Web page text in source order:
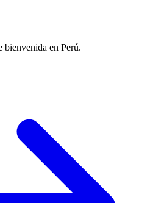
bienvenida en Perú.